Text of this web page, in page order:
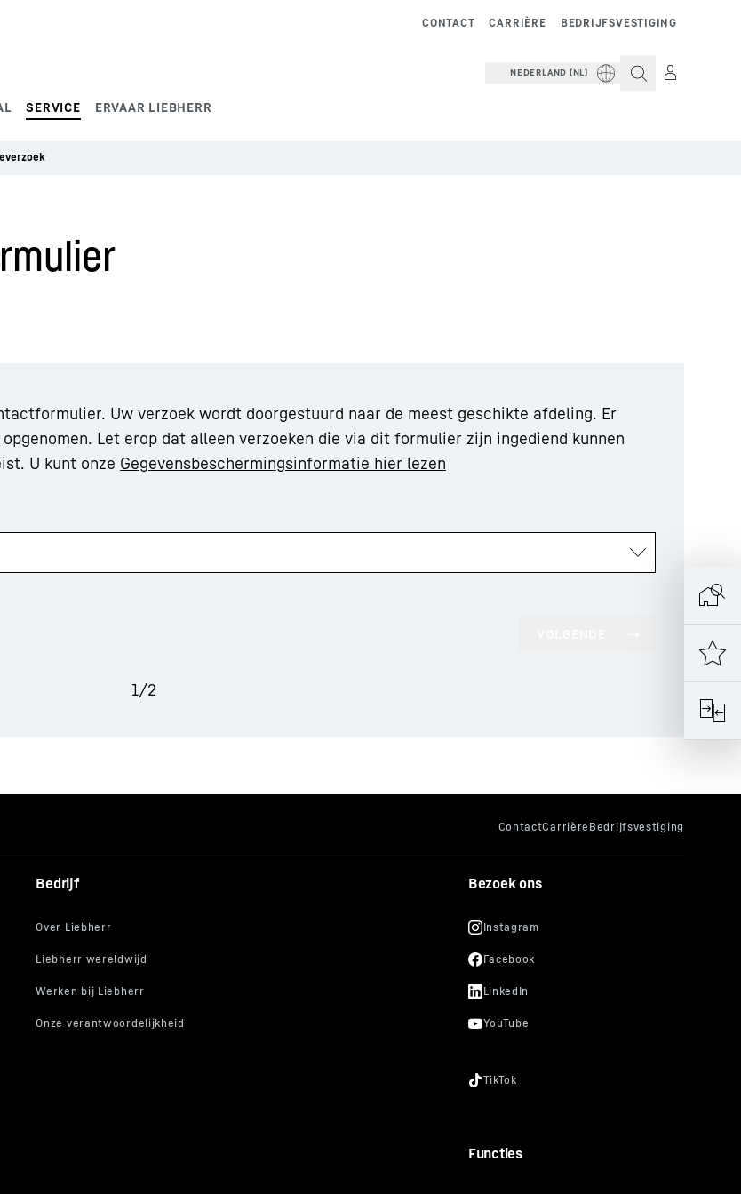
SERVICE ERVAAR LIEBHERR
BEDRIJFSVESTIGING
CARRIÈRE
CONTACT
NEDERLAND (NL)
Uw verzoek wordt doorgestuurd naar de meest geschikte afdeling. Er
Let erop dat alleen verzoeken die via dit formulier zijn ingediend kunnen
U kunt onze Gegevensbeschermingsinformatie hier lezen
1/2
Bedrijf Bezoek ons
Functies